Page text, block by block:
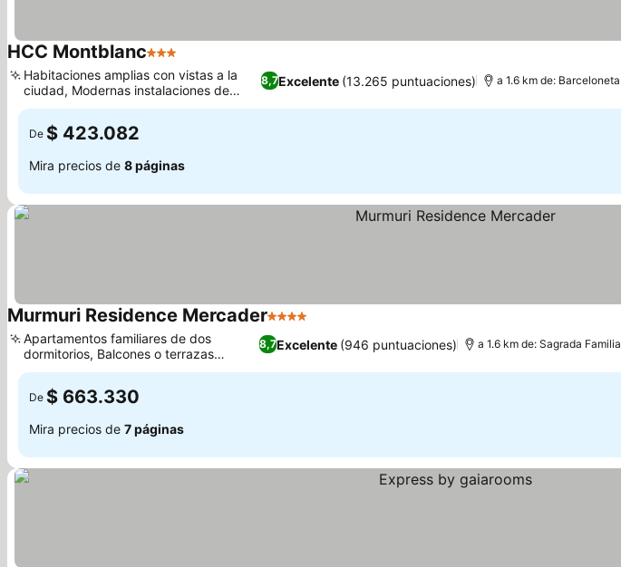
HCC Montblanc3 Estrellas
8,7Excelente (13.265 puntuaciones)
Habitaciones amplias con vistas a la
ciudad, Modernas instalaciones de
bienestar y sauna
a 1.6 km de: Barceloneta
De $ 423.082
Mira precios de 8 páginas
Murmuri Residence Mercader4 Estrellas
8,7Excelente (946 puntuaciones)
Apartamentos familiares de dos
dormitorios, Balcones o terrazas
privadas exclusivas
a 1.6 km de: Sagrada Familia
De $ 663.330
Mira precios de 7 páginas